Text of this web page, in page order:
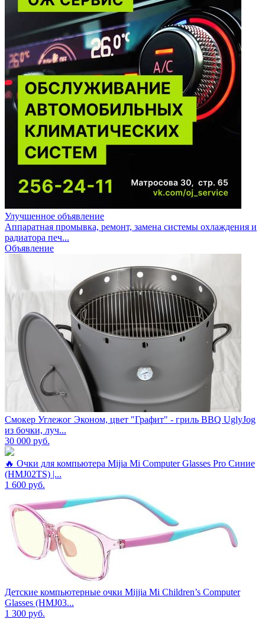
Улучшенное объявление
Аппаратная промывка, ремонт, замена системы охлаждения и
радиатора печ...
Объявление
Смокер Углежог Эконом, цвет "Графит" - гриль BBQ UglyJog
из бочки, луч...
30 000 руб.
🔥 Очки для компьютера Mijia Mi Computer Glasses Pro Синие
(HMJ02TS) |...
1 600 руб.
Детские компьютерные очки Mijjia Mi Children’s Computer
Glasses (HMJ03...
1 300 руб.